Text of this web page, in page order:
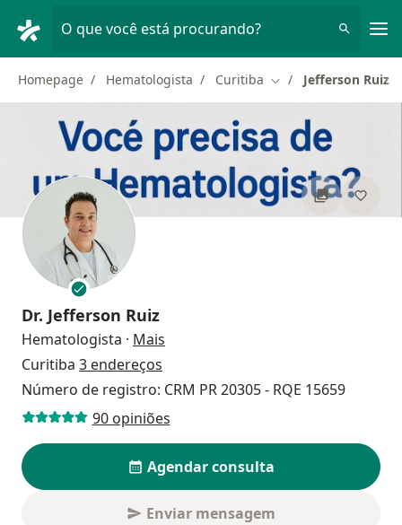
O que você está procurando?
Homepage Hematologista Curitiba Mudar de cidade
Jefferson Ruiz
Dr. Jefferson Ruiz
Hematologista · Mais
Curitiba 3 endereços
Número de registro: CRM PR 20305 - RQE 15659
90 opiniões
Agendar consulta
Enviar mensagem